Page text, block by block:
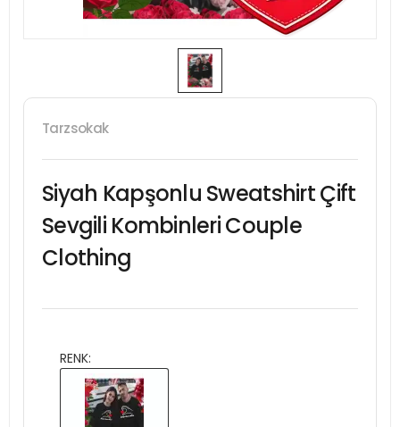
Tarzsokak
Siyah Kapşonlu Sweatshirt Çift
Sevgili Kombinleri Couple
Clothing
RENK: